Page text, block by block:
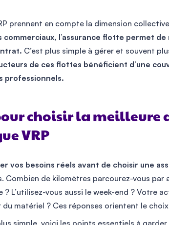
prennent en compte la dimension
l’assurance flotte permet
C’est plus simple à gérer et souvent
de ces flottes bénéficient d’une
professionnels.
choisir la meilleure
VRP
vos besoins réels avant de choisir une
Combien de kilomètres parcourez-vous par
? L’utilisez-vous aussi le week-end ? Votre
matériel ? Ces réponses orientent le
simple, voici les points essentiels à garder